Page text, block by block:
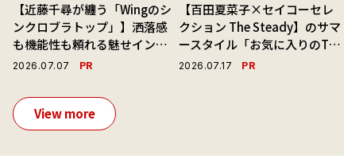
【近藤千尋が纏う「Wingのシ
ンクロブラトップ」】洒落感
も機能性も頼れる魅せインナ
ーで毎日を心地よくアプデ！
2026.07.07 PR
【百田夏菜子×セイコーセレ
クション The Steady】のサマ
ースタイル「お気に入りのTシ
ャツと最高の時計と。」
2026.07.17 PR
View more